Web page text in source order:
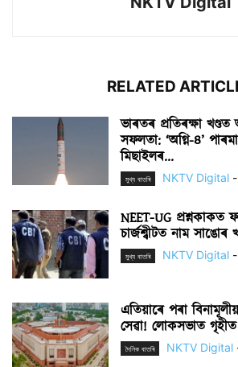
RELATED
ভাৰতৰ প্ৰতিৰক্ষা
সফলতা: ‘অগ্নি-৪’
মিছাইলৰ...
মুখ্য বাতৰি NKTV Digital -
NEET-UG প্ৰশ্নকাকত
চাৰ্জশ্বীটত নাম
মুখ্য বাতৰি NKTV Digital -
এতিয়াৰে পৰা
সেৱা! লোকসভাত
দৈনিক বাতৰি NKTV Digital